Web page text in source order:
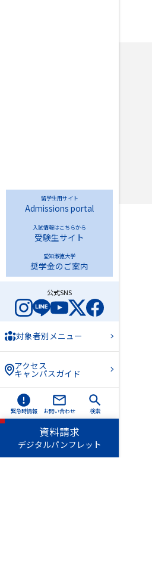
留学生用サイト
Admissions portal
入試情報はこちらから
受験生サイト
愛知淑徳大学
奨学金のご案内
公式SNS
対象者別メニュー
アクセス
キャンパスガイド
緊急時情報 お問い合わせ 検索
資料請求
デジタルパンフレット